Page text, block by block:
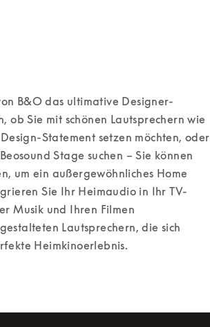
B&O das ultimative Designer-
ob Sie mit schönen Lautsprechern wie
Statement setzen möchten, oder
Stage suchen – Sie können
um ein außergewöhnliches Home
Sie Ihr Heimaudio in Ihr TV-
Musik und Ihren Filmen
Lautsprechern, die sich
Heimkinoerlebnis.